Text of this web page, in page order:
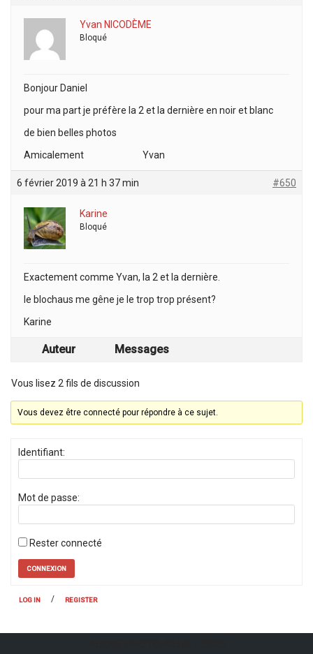
Yvan NICODÈME
Bloqué
Bonjour Daniel
pour ma part je préfère la 2 et la dernière en noir et blanc
de bien belles photos
Amicalement Yvan
6 février 2019 à 21 h 37 min #650
Karine
Bloqué
Exactement comme Yvan, la 2 et la dernière.
le blochaus me gêne je le trop trop présent?
Karine
Auteur Messages
Vous lisez 2 fils de discussion
Vous devez être connecté pour répondre à ce sujet.
Identifiant:
Mot de passe:
Rester connecté
CONNEXION
LOG IN / REGISTER